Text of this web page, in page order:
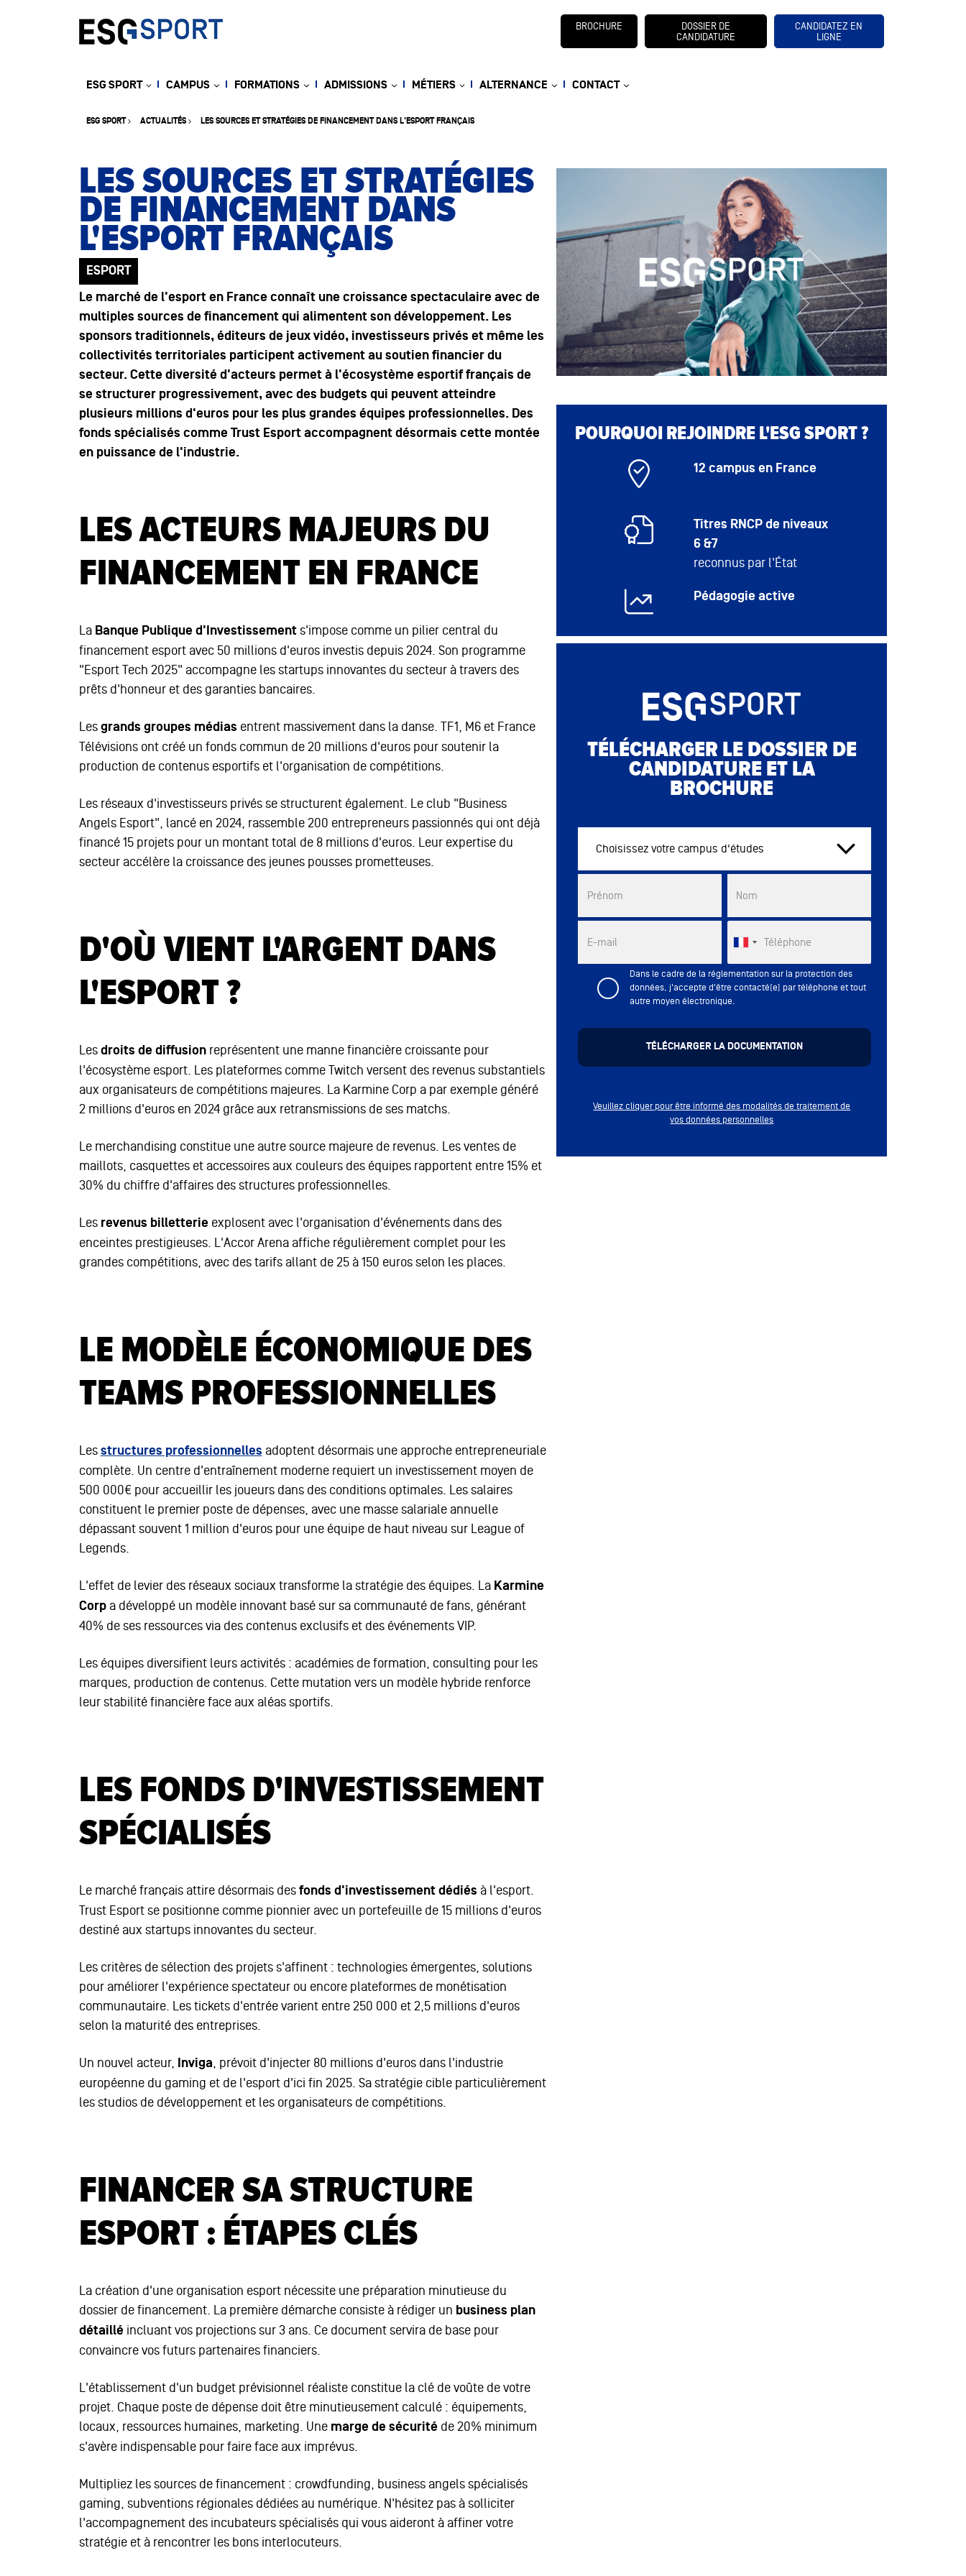
ESG SPORT ACTUALITÉS LES SOURCES ET STRATÉGIES DE FINANCEMENT DANS L'ESPORT FRANÇAIS
LES SOURCES ET STRATÉGIES
DE FINANCEMENT DANS
L'ESPORT FRANÇAIS
ESPORT
Le marché de l'esport en France connaît une croissance spectaculaire avec de
multiples sources de financement qui alimentent son développement. Les
sponsors traditionnels, éditeurs de jeux vidéo, investisseurs privés et même les
collectivités territoriales participent activement au soutien financier du
secteur. Cette diversité d'acteurs permet à l'écosystème esportif français de
se structurer progressivement, avec des budgets qui peuvent atteindre
plusieurs millions d'euros pour les plus grandes équipes professionnelles. Des
fonds spécialisés comme Trust Esport accompagnent désormais cette montée
en puissance de l'industrie.
LES ACTEURS MAJEURS DU
FINANCEMENT EN FRANCE
La Banque Publique d'Investissements'impose comme un pilier central du
financement esport avec 50 millions d'euros investis depuis 2024. Son programme
"Esport Tech 2025" accompagne les startups innovantes du secteur à travers des
prêts d'honneur et des garanties bancaires.
Les grands groupes médias entrent massivement dans la danse. TF1, M6 et France
Télévisions ont créé un fonds commun de 20 millions d'euros pour soutenir la
production de contenus esportifs et l'organisation de compétitions.
Les réseaux d'investisseurs privés se structurent également. Le club "Business
Angels Esport", lancé en 2024, rassemble 200 entrepreneurs passionnés qui ont déjà
financé 15 projets pour un montant total de 8 millions d'euros. Leur expertise du
secteur accélère la croissance des jeunes pousses prometteuses.
D'OÙ VIENT L'ARGENT DANS
L'ESPORT ?
Les droits de diffusionreprésentent une manne financière croissante pour
l'écosystème esport. Les plateformes comme Twitch versent des revenus substantiels
aux organisateurs de compétitions majeures. La Karmine Corp a par exemple généré
2 millions d'euros en 2024 grâce aux retransmissions de ses matchs.
Le merchandising constitue une autre source majeure de revenus. Les ventes de
maillots, casquettes et accessoires aux couleurs des équipes rapportent entre 15% et
30% du chiffre d'affaires des structures professionnelles.
Les revenus billetterie explosent avec l'organisation d'événements dans des
enceintes prestigieuses. L'Accor Arena affiche régulièrement complet pour les
grandes compétitions, avec des tarifs allant de 25 à 150 euros selon les places.
LE MODÈLE ÉCONOMIQUE DES
TEAMS PROFESSIONNELLES
Les structures professionnelles adoptent désormais une approche entrepreneuriale
complète. Un centre d'entraînement moderne requiert un investissement moyen de
500 000€ pour accueillir les joueurs dans des conditions optimales. Les salaires
constituent le premier poste de dépenses, avec une masse salariale annuelle
dépassant souvent 1 million d'euros pour une équipe de haut niveau sur League of
Legends.
L'effet de levier des réseaux sociaux transforme la stratégie des équipes. La Karmine
Corpa développé un modèle innovant basé sur sa communauté de fans, générant
40% de ses ressources via des contenus exclusifs et des événements VIP.
Les équipes diversifient leurs activités : académies de formation, consulting pour les
marques, production de contenus. Cette mutation vers un modèle hybride renforce
leur stabilité financière face aux aléas sportifs.
LES FONDS D'INVESTISSEMENT
SPÉCIALISÉS
Le marché français attire désormais des fonds d'investissement dédiés à l'esport.
Trust Esport se positionne comme pionnier avec un portefeuille de 15 millions d'euros
destiné aux startups innovantes du secteur.
Les critères de sélection des projets s'affinent : technologies émergentes, solutions
pour améliorer l'expérience spectateur ou encore plateformes de monétisation
communautaire. Les tickets d'entrée varient entre 250 000 et 2,5 millions d'euros
selon la maturité des entreprises.
Un nouvel acteur, Inviga, prévoit d'injecter 80 millions d'euros dans l'industrie
européenne du gaming et de l'esport d'ici fin 2025. Sa stratégie cible particulièrement
les studios de développement et les organisateurs de compétitions.
FINANCER SA STRUCTURE
ESPORT : ÉTAPES CLÉS
La création d'une organisation esport nécessite une préparation minutieuse du
dossier de financement. La première démarche consiste à rédiger un business plan
détaillé incluant vos projections sur 3 ans. Ce document servira de base pour
convaincre vos futurs partenaires financiers.
L'établissement d'un budget prévisionnel réaliste constitue la clé de voûte de votre
projet. Chaque poste de dépense doit être minutieusement calculé : équipements,
locaux, ressources humaines, marketing. Une marge de sécurité de 20% minimum
s'avère indispensable pour faire face aux imprévus.
Multipliez les sources de financement : crowdfunding, business angels spécialisés
gaming, subventions régionales dédiées au numérique. N'hésitez pas à solliciter
l'accompagnement des incubateurs spécialisés qui vous aideront à affiner votre
stratégie et à rencontrer les bons interlocuteurs.
POURQUOI REJOINDRE L'ESG SPORT ?
12 campus en France
Titres RNCP de niveaux
6 &7
reconnus par l'État
Pédagogie active
TÉLÉCHARGER LE DOSSIER DE
CANDIDATURE ET LA
BROCHURE
Choisissez votre campus d'études
Prénom Nom
E-mail Téléphone
Dans le cadre de la réglementation sur la protection des
données, j'accepte d'être contacté(e) par téléphone et tout
autre moyen électronique.
Veuillez cliquer pour être informé des modalités de traitement de
vos données personnelles
BROCHURE
DOSSIER DE
CANDIDATURE
CANDIDATEZ EN
LIGNE
ESG SPORT CAMPUS FORMATIONS ADMISSIONS MÉTIERS ALTERNANCE CONTACT